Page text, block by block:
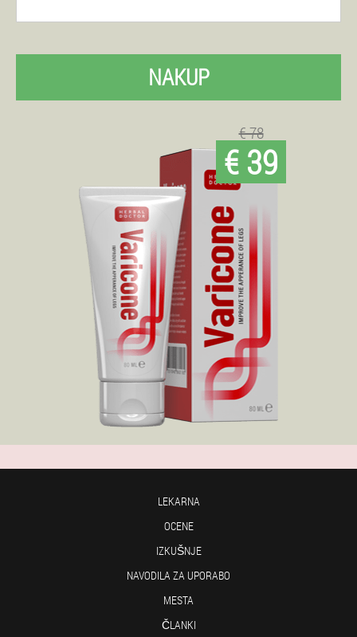
NAKUP
€ 78
€ 39
LEKARNA
OCENE
IZKUŠNJE
NAVODILA ZA UPORABO
MESTA
ČLANKI